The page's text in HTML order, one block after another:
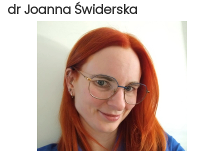
dr Joanna Świderska